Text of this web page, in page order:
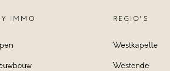
IMMO REGIO'S
Westkapelle
Westende